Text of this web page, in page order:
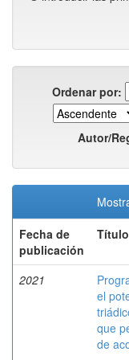
Ordenar por:
Autor/
Fecha de
publicación
Título
2021
el
que
de